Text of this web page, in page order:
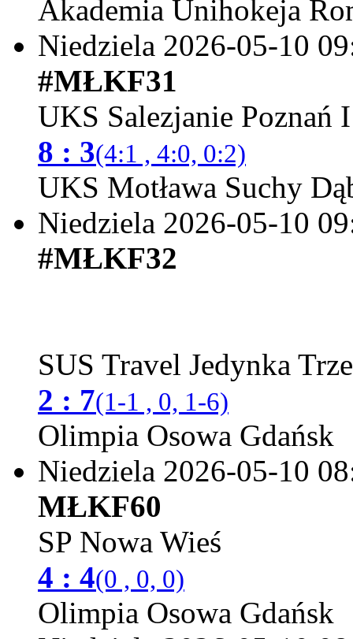
Akademia Unihokeja
Niedziela 2026-05-10
#MŁKF31
UKS Salezjanie Poznań I
8 : 3(4:1 , 4:0, 0:2)
UKS Motława Suchy
Niedziela 2026-05-10
#MŁKF32
SUS Travel Jedynka
2 : 7(1-1 , 0, 1-6)
Olimpia Osowa Gdańsk
Niedziela 2026-05-10
MŁKF60
SP Nowa Wieś
4 : 4(0 , 0, 0)
Olimpia Osowa Gdańsk